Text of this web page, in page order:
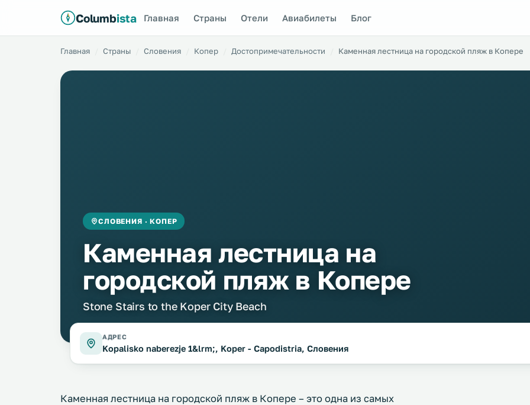
Columbista Главная Страны Отели Авиабилеты Блог
Главная Страны Словения Копер Достопримечательности Каменная лестница на городской пляж в Копере
СЛОВЕНИЯ · КОПЕР
Каменная лестница на
городской пляж в Копере
Stone Stairs to the Koper City Beach
АДРЕС
Kopalisko naberezje 1&lrm;, Koper - Capodistria, Словения
Каменная лестница на городской пляж в Копере – это одна из самых